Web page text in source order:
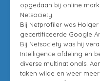
opgedaan bij online
Netsociety.
Bij Netprofiler was
gecertificeerde Google
Bij Netsociety was hij
Intelligence afdeling en
diverse multinationals.
taken wilde en weer